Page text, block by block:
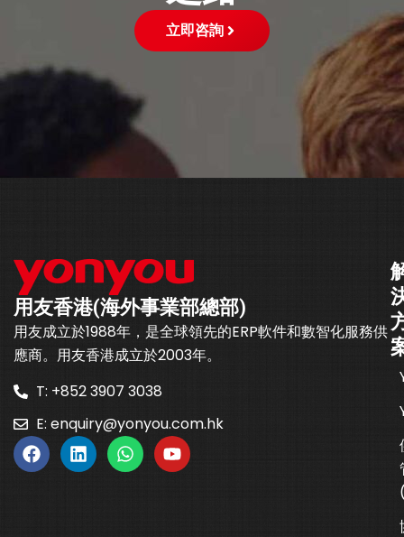
立即咨詢
用友香港(海外事業部總部)
用友成立於1988年，是全球領先的ERP軟件和數智化服務供
應商。用友香港成立於2003年。
T: +852 3907 3038
E: enquiry@yonyou.com.hk